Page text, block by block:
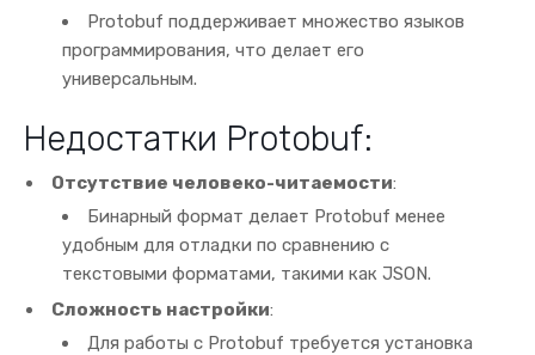
Protobuf поддерживает множество языков
программирования, что делает его
универсальным.
Недостатки Protobuf:
Отсутствие человеко-читаемости:
Бинарный формат делает Protobuf менее
удобным для отладки по сравнению с
текстовыми форматами, такими как JSON.
Сложность настройки:
Для работы с Protobuf требуется установка